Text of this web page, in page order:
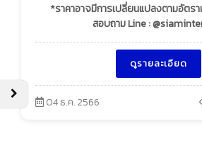
*ราคาอาจมีการเปลี่ยนแปลงตามอัตร
สอบถาม Line :
ดูรายละเอียด
04 ธ.ค. 2566